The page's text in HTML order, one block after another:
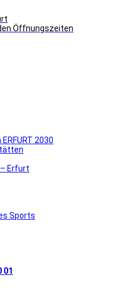
Öffnungszeiten
2030
Erfurt
Sports
01